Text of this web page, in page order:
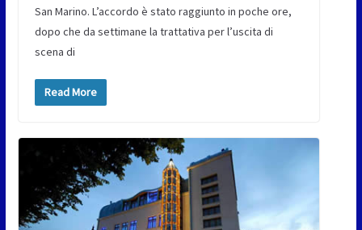
San Marino. L’accordo è stato raggiunto in poche ore,
dopo che da settimane la trattativa per l’uscita di
scena di
Read More